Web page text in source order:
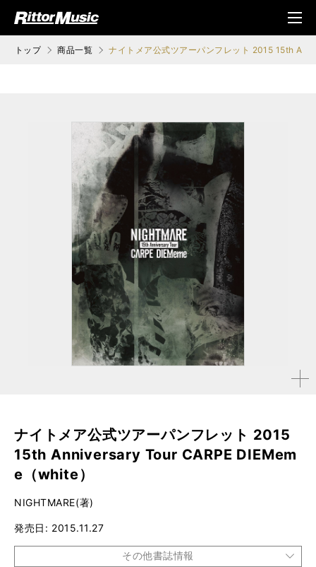
ジック (Rittor Musi
メニ
ュ
トップ 商品一覧 ナイトメア公式ツアーパンフレット 2015 15th
拡大す
ナイトメア公式ツアーパンフレット 2015
15th Anniversary Tour CARPE DIEMem
e（white）
NIGHTMARE(著)
発売日 2015.11.27
その他書誌情報